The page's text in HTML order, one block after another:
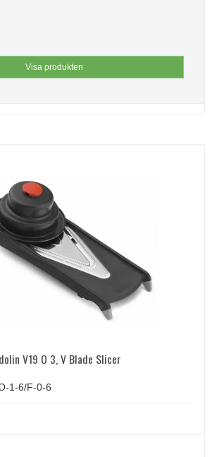
Visa produkten
V19 O 3, V Blade Slicer
1-6/F-0-6